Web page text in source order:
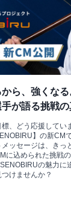
から、強くな
が語る挑戦
、どう応援してい
】の新CM
ッセージは、きっ
に込められた挑戦
の魅力に
けませんか？